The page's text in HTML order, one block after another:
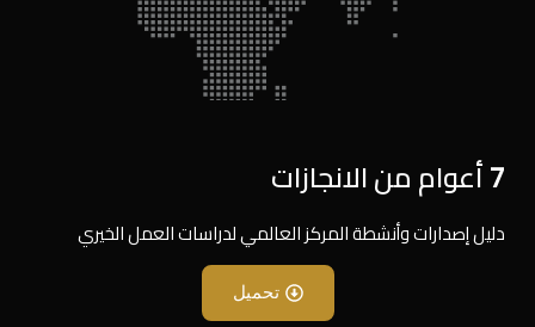
7 أعوام من الانجازات
دليل إصدارات وأنشطة المركز العالمي لدراسات العمل الخيري
تحميل